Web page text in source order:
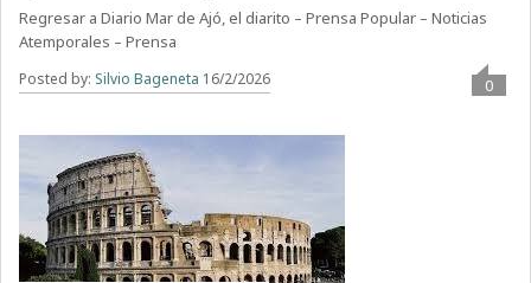
Regresar a Diario Mar de Ajó, el diarito – Prensa Popular – Noticias
Atemporales – Prensa
Posted by: Silvio Bageneta 16/2/2026 0